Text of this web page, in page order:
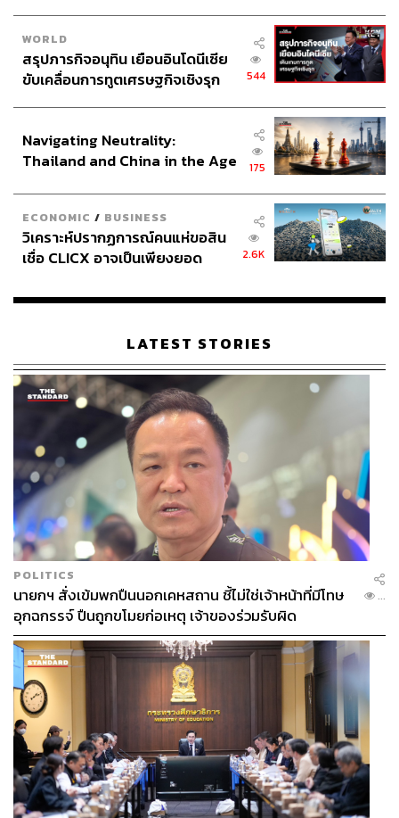
WORLD
สรุปภารกิจอนุทิน เยือนอินโดนีเซีย
ขับเคลื่อนการทูตเศรษฐกิจเชิงรุก
544
Navigating Neutrality:
Thailand and China in the Age
175
ECONOMIC / BUSINESS
วิเคราะห์ปรากฏการณ์คนแห่ขอสิน
เชื่อ CLICX อาจเป็นเพียงยอด
เรือนไทยที่ถูกซุกไว้
2.6K
LATEST STORIES
POLITICS
นายกฯ สั่งเข้มพกปืนนอกเคหสถาน ชี้ไม่ใช่เจ้าหน้าที่มีโทษ
อุกฉกรรจ์ ปืนถูกขโมยก่อเหตุ เจ้าของร่วมรับผิด
...